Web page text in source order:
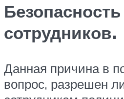
сотрудников.
Данная причина в
вопрос, разрешен